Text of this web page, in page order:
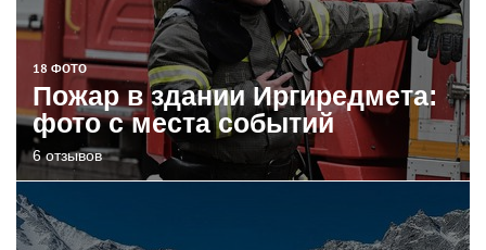
18 ФОТО
Пожар в здании Иргиредмета:
фото с места событий
6 отзывов